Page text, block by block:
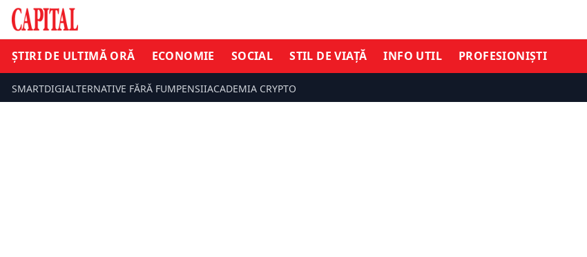
ȘTIRI DE ULTIMĂ ORĂ ECONOMIE SOCIAL STIL DE VIAȚĂ INFO UTIL PROFESIONIȘTI
SMARTDIGIALTERNATIVE FĂRĂ FUMPENSIIACADEMIA CRYPTO